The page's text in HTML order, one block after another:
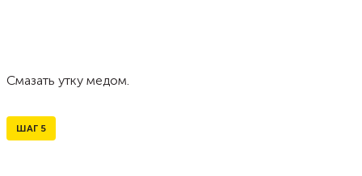
Смазать утку медом.
ШАГ 5